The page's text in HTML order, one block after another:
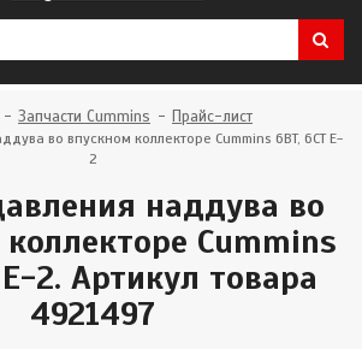
Запчасти Cummins Прайс-лист
во впускном коллекторе Cummins 6BT, 6CT E-
2
наддува во
Cummins
E-2. Артикул товара
4921497